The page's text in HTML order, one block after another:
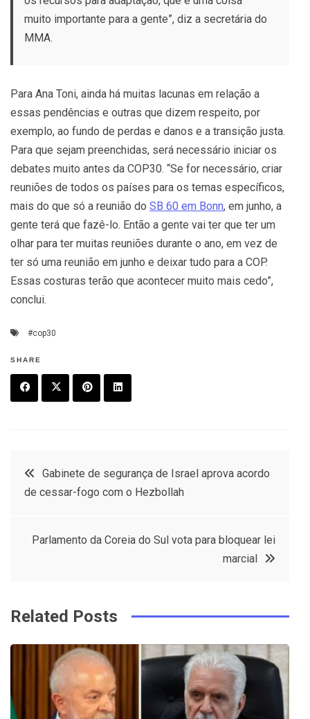
muito importante para a gente”, diz a secretária do
MMA.
Para Ana Toni, ainda há muitas lacunas em relação a
essas pendências e outras que dizem respeito, por
exemplo, ao fundo de perdas e danos e a transição justa.
Para que sejam preenchidas, será necessário iniciar os
debates muito antes da COP30. “Se for necessário, criar
reuniões de todos os países para os temas específicos,
mais do que só a reunião do SB 60 em Bonn, em junho, a
gente terá que fazê-lo. Então a gente vai ter que ter um
olhar para ter muitas reuniões durante o ano, em vez de
ter só uma reunião em junho e deixar tudo para a COP.
Essas costuras terão que acontecer muito mais cedo”,
conclui.
#cop30
SHARE
t
e
e
Post
navigation
Gabinete de segurança de Israel aprova acordo
de cessar-fogo com o Hezbollah
Parlamento da Coreia do Sul vota para bloquear lei
marcial
Related Posts